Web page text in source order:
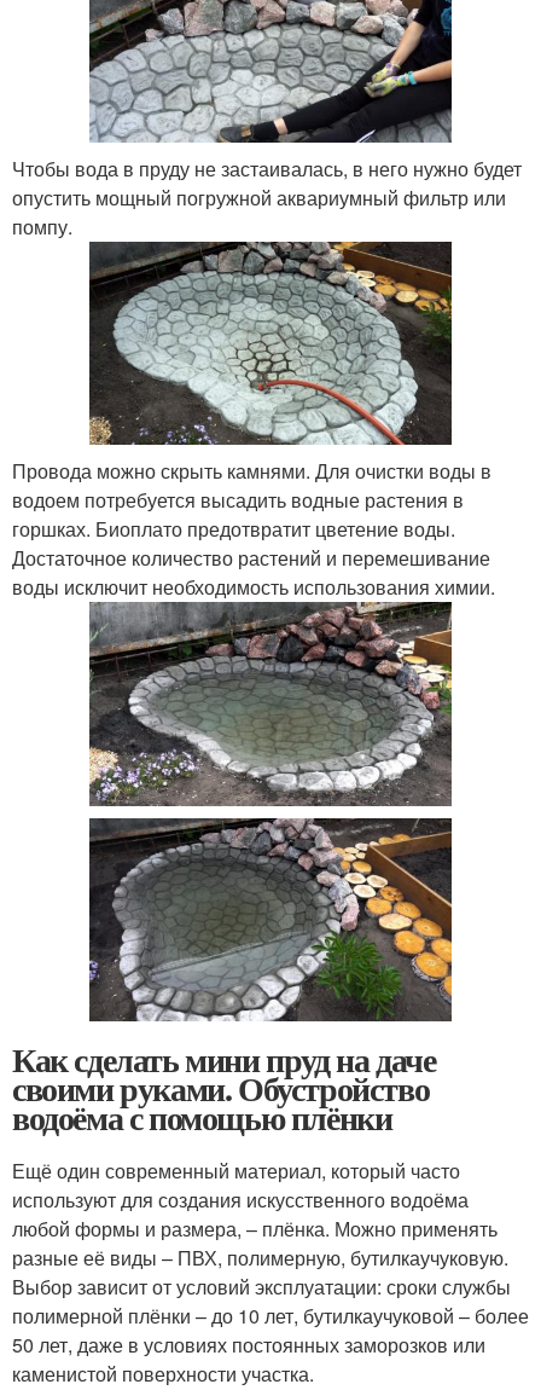
Чтобы вода в пруду не застаивалась, в него нужно будет
опустить мощный погружной аквариумный фильтр или
помпу.
Провода можно скрыть камнями. Для очистки воды в
водоем потребуется высадить водные растения в
горшках. Биоплато предотвратит цветение воды.
Достаточное количество растений и перемешивание
воды исключит необходимость использования химии.
Как сделать мини пруд на даче
своими руками. Обустройство
водоёма с помощью плёнки
Ещё один современный материал, который часто
используют для создания искусственного водоёма
любой формы и размера, – плёнка. Можно применять
разные её виды – ПВХ, полимерную, бутилкаучуковую.
Выбор зависит от условий эксплуатации: сроки службы
полимерной плёнки – до 10 лет, бутилкаучуковой – более
50 лет, даже в условиях постоянных заморозков или
каменистой поверхности участка.